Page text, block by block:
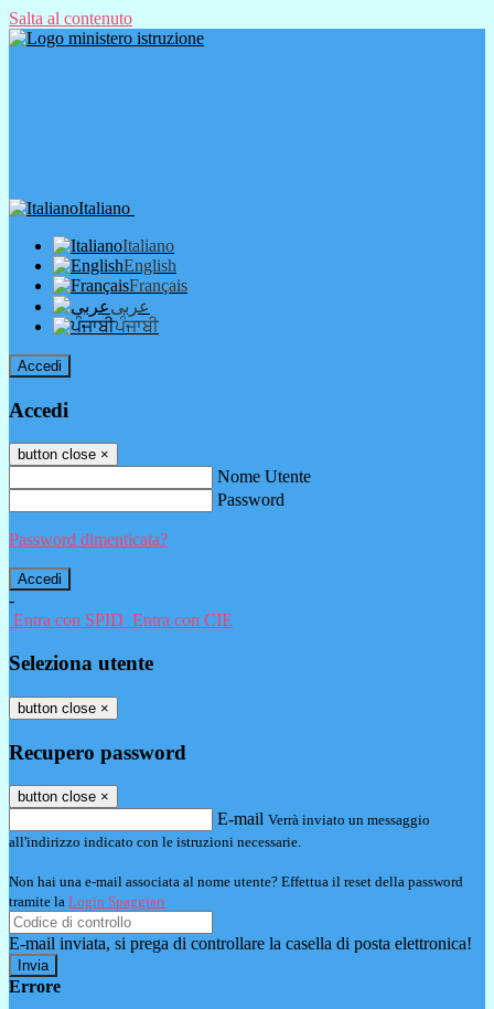
Salta al contenuto
Italiano
Italiano
English
Français
عربى
ਪੰਜਾਬੀ
Accedi
Accedi
button close ×
Nome Utente
Password
Password dimenticata?
-
Entra con SPID Entra con CIE
Seleziona utente
button close ×
Recupero password
button close ×
E-mail Verrà inviato un messaggio
all'indirizzo indicato con le istruzioni necessarie.
Non hai una e-mail associata al nome utente? Effettua il reset della password
tramite la Login Spaggiari
E-mail inviata, si prega di controllare la casella di posta elettronica!
Errore